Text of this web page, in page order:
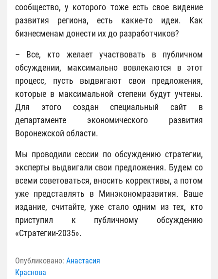
сообщество, у которого тоже есть свое видение
развития региона, есть какие-то идеи. Как
бизнесменам донести их до разработчиков?
– Все, кто желает участвовать в публичном
обсуждении, максимально вовлекаются в этот
процесс, пусть выдвигают свои предложения,
которые в максимальной степени будут учтены.
Для этого создан специальный сайт в
департаменте экономического развития
Воронежской области.
Мы проводили сессии по обсуждению стратегии,
эксперты выдвигали свои предложения. Будем со
всеми советоваться, вносить коррективы, а потом
уже представлять в Минэкономразвития. Ваше
издание, считайте, уже стало одним из тех, кто
приступил к публичному обсуждению
«Стратегии-2035».
Опубликовано: Анастасия
Краснова